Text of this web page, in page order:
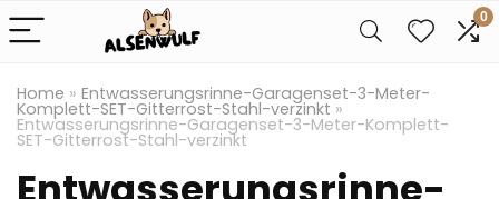
0
Home » Entwasserungsrinne-Garagenset-3-Meter-
Komplett-SET-Gitterrost-Stahl-verzinkt »
Entwasserungsrinne-Garagenset-3-Meter-Komplett-
SET-Gitterrost-Stahl-verzinkt